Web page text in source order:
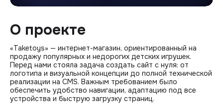
О проекте
«Taketoys» — интернет-магазин, ориентированный на
продажу популярных и недорогих детских игрушек.
Перед нами стояла задача создать сайт с нуля: от
логотипа и визуальной концепции до полной технической
реализации на CMS. Важным требованием было
обеспечить удобство навигации, адаптацию под все
устройства и быструю загрузку страниц.